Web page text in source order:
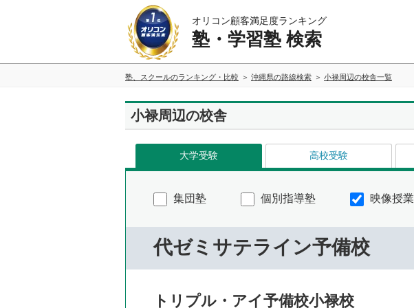
オリコン顧客満足度ランキング
塾・学習塾 検索
塾、スクールのランキング・比較 沖縄県の路線検索 小禄周辺の校舎一覧
小禄周辺の校舎
大学受験 高校受験
集団塾 個別指導塾 映像授業
代ゼミサテライン予備校
トリプル・アイ予備校小禄校